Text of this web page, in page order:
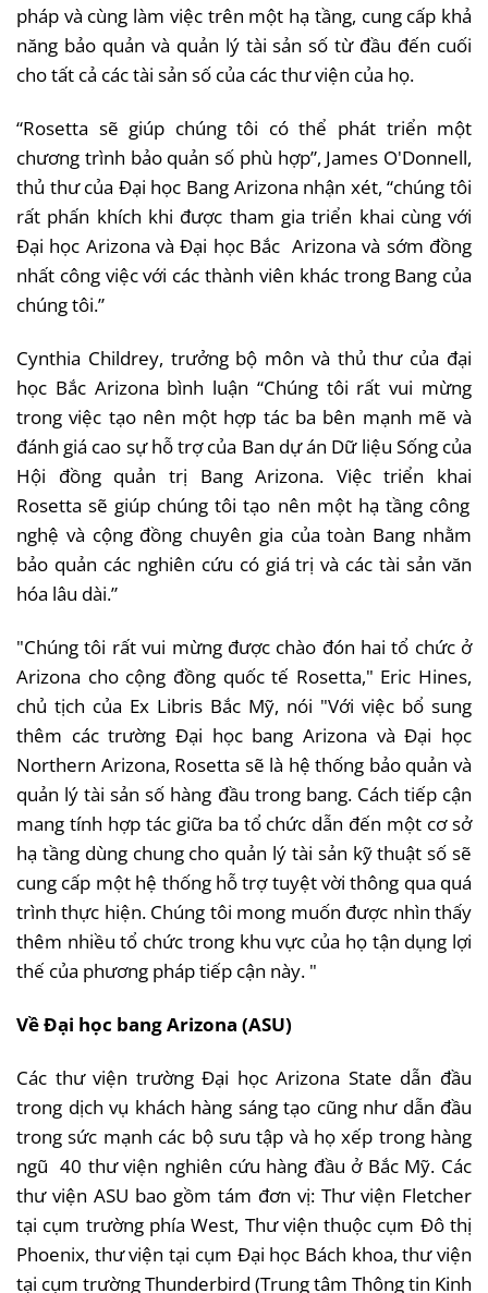
pháp và cùng làm việc trên một hạ tầng, cung cấp khả
năng bảo quản và quản lý tài sản số từ đầu đến cuối
chotất cả cáctài sản số của cácthưviện của họ.
“Rosetta sẽ giúp chúng tôi có thể phát triển một
chương trình bảo quản số phù hợp”, James O'Donnell,
thủ thư của Đại học Bang Arizona nhận xét,“chúng tôi
rất phấn khích khi được tham gia triển khai cùng với
Đại học Arizonavà Đại học Bắc Arizonavà sớm đồng
nhất công việc với các thành viên khác trongBang của
chúngtôi.”
Cynthia Childrey, trưởng bộ môn và thủ thư của đại
học BắcArizona bình luận “Chúng tôi rất vui mừng
trong việc tạo nên một hợp tác ba bên mạnh mẽvà
đánh giá cao sự hỗtrợ của Ban dựán Dữ liệu Sống của
Hội
đồng quản trị Bang Arizona. Việc triển
khai
Rosettasẽ giúp chúng tôi tạo nên một hạ tầng công
nghệ và cộng đồng chuyên gia của toàn Bang nhằm
bảo quản các nghiên cứu có giá trị và các tài sản văn
hóa lâu dài.”
"Chúng tôi rất vui mừng được chào đón hai tổ chứcở
Arizona cho cộng đồng quốc tế Rosetta," Eric Hines,
chủ tịch của Ex Libris Bắc Mỹ, nói "Với việc bổ sung
thêm các trường Đại họcbang Arizona và Đại học
Northern Arizona, Rosetta sẽ là hệ thống bảo quản và
quản lý tài sản số hàng đầu trongbang. Cách tiếp cận
mang tính hợp tác giữa ba tổ chức dẫn đến một cơ sở
hạ tầng dùng chung cho quản lý tài sản kỹ thuật số sẽ
cung cấp một hệ thống hỗtrợ tuyệtvời thông qua quá
trình thực hiện. Chúng tôi mong muốn được nhìn thấy
thêm nhiều tổ chức trong khu vực của họ tận dụng lợi
thế của phương pháptiếp cận này. "
VềĐại học bang Arizona (ASU)
Các thư viện trường Đại họcArizona State dẫn đầu
trong dịch vụ khách hàng sángtạo cũng như dẫn đầu
trong sức mạnh các bộ sưu tập và họ xếp trong hàng
ngũ 40 thư viện nghiên cứu hàng đầu ở BắcMỹ. Các
thư viện ASU bao gồm tám đơn vị: Thư viện Fletcher
tại cụm trường phía West, Thư viện thuộc cụm Đô thị
Phoenix, thư viện tại cụm Đại học Bách khoa,thư viện
tại cụm trườngThunderbird (Trungtâm Thôngtin Kinh